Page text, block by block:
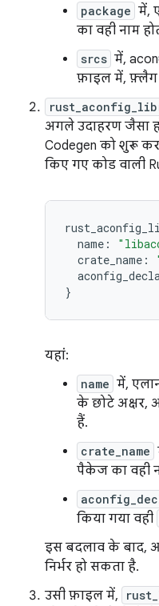
package में,
का वही नाम
srcs में,
फ़ाइल में, फ़्लैग
अगले उदाहरण जैसा
Codegen को शुरू
किए गए कोड वाली
name :
crate_name :
}
यहां:
name में,
के छोटे अक्षर,
हैं.
crate_name
पैकेज का वही
किया गया वही
इस बदलाव के बाद,
निर्भर हो सकता है.
उसी फ़ाइल में,